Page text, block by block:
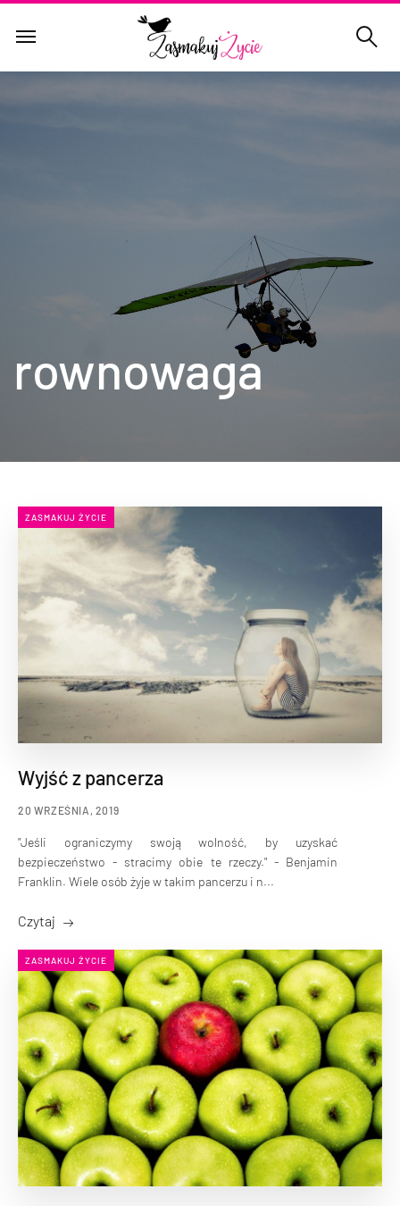
rownowaga
ZASMAKUJ ŻYCIE
Wyjść z pancerza
20 WRZEŚNIA, 2019
"Jeśli ograniczymy swoją wolność, by uzyskać
bezpieczeństwo - stracimy obie te rzeczy." - Benjamin
Franklin. Wiele osób żyje w takim pancerzu i n...
Czytaj
ZASMAKUJ ŻYCIE